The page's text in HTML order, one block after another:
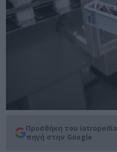
Προσθήκη του
πηγή στην Google